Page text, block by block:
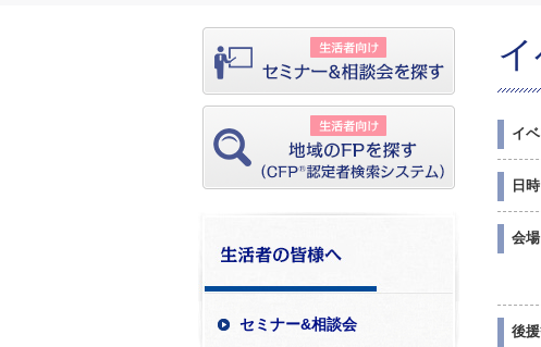
セミナー&相談会
イ
日時
会場
後